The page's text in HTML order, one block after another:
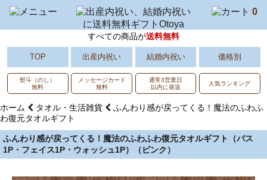
0
すべての商品が送料無料
TOP 出産内祝い 結婚内祝い 価格別
熨斗（のし）
無料
メッセージカード
無料
通常3営業日
以内に発送
人気ランキング
ホーム タオル・生活雑貨
ふんわり感が戻ってくる！魔法のふわふ
わ復元タオルギフト
ふんわり感が戻ってくる！魔法のふわふわ復元タオルギフト（バス
1P・フェイス1P・ウォッシュ1P）（ピンク）